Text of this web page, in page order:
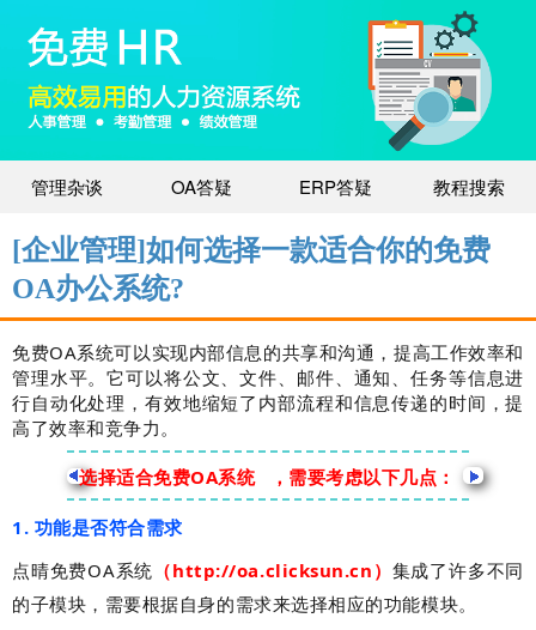
管理杂谈 OA答疑 ERP答疑 教程搜索
[企业管理]如何选择一款适合你的免费
OA办公系统?
免费OA系统可以实现内部信息的共享和沟通，提高工作效率和
管理水平。它可以将公文、文件、邮件、通知、任务等信息进
行自动化处理，有效地缩短了内部流程和信息传递的时间，提
高了效率和竞争力。
选择适合免费OA系统 ，需要考虑以下几点：
1. 功能是否符合需求
点晴免费OA系统 （http://oa.clicksun.cn） 集成了许多不同
的子模块，需要根据自身的需求来选择相应的功能模块。